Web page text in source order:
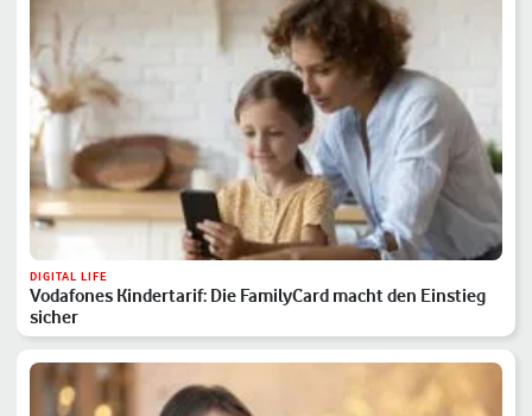
DIGITAL LIFE
Vodafones Kindertarif: Die FamilyCard macht den Einstieg
sicher